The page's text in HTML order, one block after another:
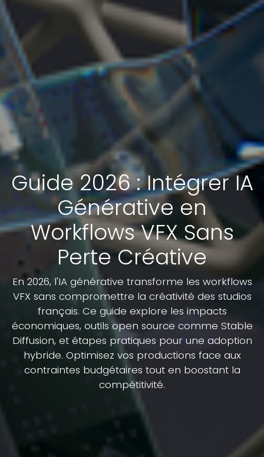
Guide 2026 : Intégrer IA
Générative en
Workflows VFX Sans
Perte Créative
En 2026, l'IA générative transforme les workflows
VFX sans compromettre la créativité des studios
français. Ce guide explore les impacts
économiques, outils open source comme Stable
Diffusion, et étapes pratiques pour une adoption
hybride. Optimisez vos productions face aux
contraintes budgétaires tout en boostant la
compétitivité.